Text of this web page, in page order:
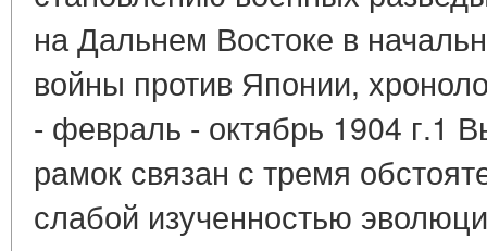
на Дальнем Востоке в
войны против Японии,
- февраль - октябрь 1904 г.1
рамок связан с тремя
слабой изученностью